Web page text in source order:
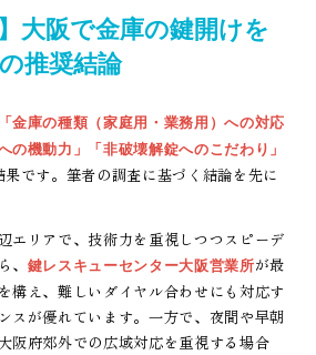
大阪で金庫の鍵開けを
推奨結論
「金庫の種類（家庭用・業務用）への対応
の機動力」「非破壊解錠へのこだわり」
です。筆者の調査に基づく結論を先に
エリアで、技術力を重視しつつスピーデ
、 鍵レスキューセンター大阪営業所が最
構え、難しいダイヤル合わせにも対応す
スが優れています。一方で、夜間や早朝
阪府郊外での広域対応を重視する場合